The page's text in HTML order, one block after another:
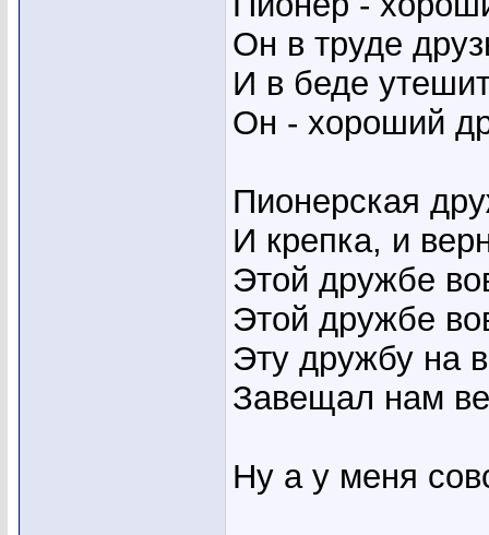
Он в труде
И в беде
Он - хороший
Пионерская
И крепка, и
Этой дружбе
Этой дружбе
Эту дружбу на
Завещал нам
Ну а у меня